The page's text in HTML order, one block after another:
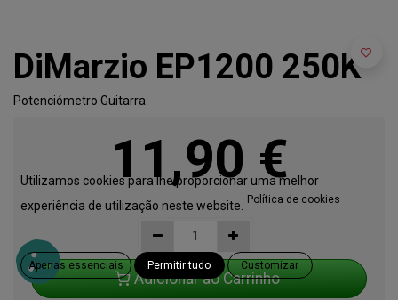
DiMarzio EP1200 250K
Potenciómetro Guitarra.
11,90 €
Adicionar ao Carrinho
Utilizamos cookies para lhe proporcionar uma melhor
experiência de utilização neste website.
Política de cookies
Apenas essenciais Permitir tudo Customizar